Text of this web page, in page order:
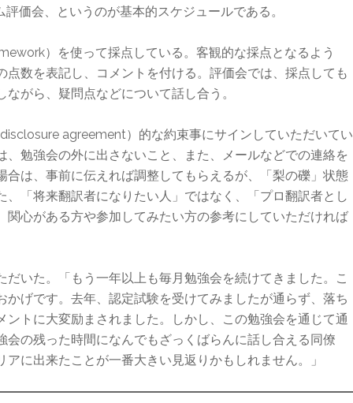
価会、というのが基本的スケジュールである。
）を使って採点している。客観的な採点となるよう
点数を表記し、コメントを付ける。評価会では、採点しても
がら、疑問点などについて話し合う。
agreement）的な約束事にサインしていただいてい
、勉強会の外に出さないこと、また、メールなどでの連絡を
合は、事前に伝えれば調整してもらえるが、「梨の礫」状態
、「将来翻訳者になりたい人」ではなく、「プロ翻訳者とし
関心がある方や参加してみたい方の参考にしていただければ
いた。「もう一年以上も毎月勉強会を続けてきました。こ
かげです。去年、認定試験を受けてみましたが通らず、落ち
ントに大変励まされました。しかし、この勉強会を通じて通
会の残った時間になんでもざっくばらんに話し合える同僚
に出来たことが一番大きい見返りかもしれません。」